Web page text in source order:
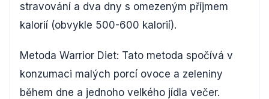
stravování a dva dny s omezeným příjmem
kalorií (obvykle 500-600 kalorií).
Metoda Warrior Diet: Tato metoda spočívá v
konzumaci malých porcí ovoce a zeleniny
během dne a jednoho velkého jídla večer.